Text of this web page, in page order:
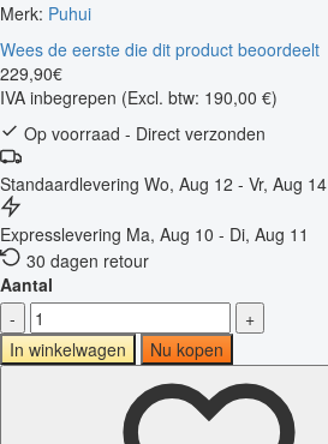
Merk: Puhui
Wees de eerste die dit product beoordeelt
229,90€
IVA inbegrepen (Excl. btw: 190,00 €)
Op voorraad - Direct verzonden
Standaardlevering Wo, Aug 12 - Vr, Aug 14
Expresslevering Ma, Aug 10 - Di, Aug 11
30 dagen retour
Aantal
-
+
In winkelwagen
Nu kopen